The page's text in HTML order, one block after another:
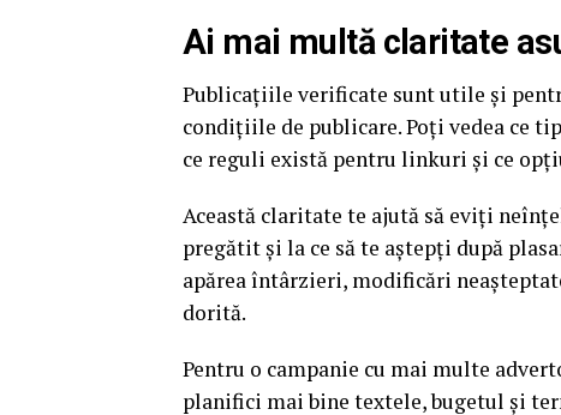
Ai mai multă claritate
Publicațiile verificate sunt utile și
condițiile de publicare. Poți vedea ce
ce reguli există pentru linkuri și ce
Această claritate te ajută să eviți
pregătit și la ce să te aștepți după
apărea întârzieri, modificări
dorită.
Pentru o campanie cu mai multe
planifici mai bine textele, bugetul și